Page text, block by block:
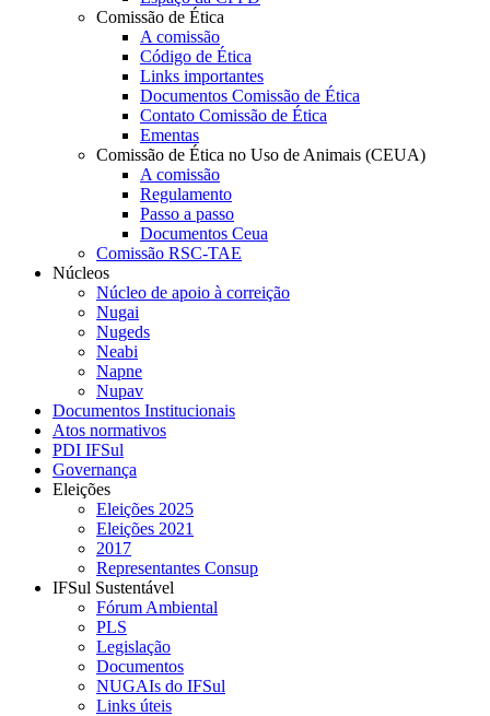
Comissão de Ética
A comissão
Código de Ética
Links importantes
Documentos Comissão de Ética
Contato Comissão de Ética
Ementas
Comissão de Ética no Uso de Animais (CEUA)
A comissão
Regulamento
Passo a passo
Documentos Ceua
Comissão RSC-TAE
Núcleos
Núcleo de apoio à correição
Nugai
Nugeds
Neabi
Napne
Nupav
Documentos Institucionais
Atos normativos
PDI IFSul
Governança
Eleições
Eleições 2025
Eleições 2021
2017
Representantes Consup
IFSul Sustentável
Fórum Ambiental
PLS
Legislação
Documentos
NUGAIs do IFSul
Links úteis